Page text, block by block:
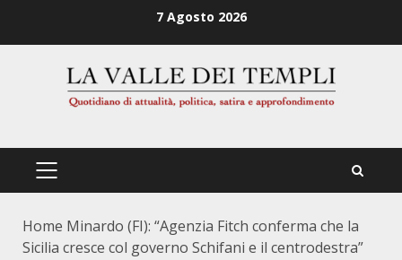
7 Agosto 2026
PRIMÄRES
Home Minardo (FI): “Agenzia Fitch conferma che la
Sicilia cresce col governo Schifani e il centrodestra”